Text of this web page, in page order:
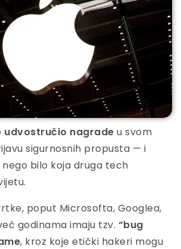
udvostručio nagrade u svom
sigurnosnih propusta — i
bilo koja druga tech
poput Microsofta, Googlea,
godinama imaju tzv. “bug
, kroz koje etički hakeri mogu